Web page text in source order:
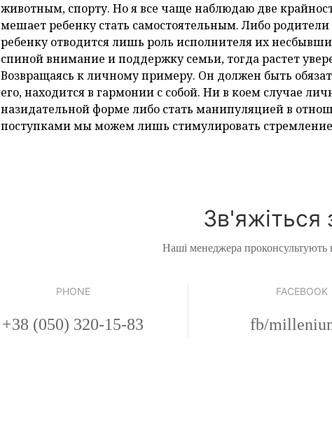
животным, спорту. Но я все чаще наблюдаю две
мешает ребенку стать самостоятельным. Либо
ребенку отводится лишь роль исполнителя их
спиной внимание и поддержку семьи, тогда растет
Возвращаясь к личному примеру. Он должен быть
его, находится в гармонии с собой. Ни в коем случае
назидательной форме либо стать манипуляцией в
поступками мы можем лишь стимулировать
Зв'яжіться
Наші менеджера проконсультують
PHONE
+38 (050) 320-15-83
FACEBOOK
fb/